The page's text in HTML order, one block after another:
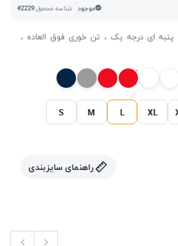
موجود شناسه محصول:#2229
ای درجه یک ، تن خوری فوق العاده ،
S M L XL
راهنمای سایزبندی